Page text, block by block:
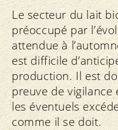
Le secteur du lait
préoccupé par
attendue à
est difficile
production. Il est
preuve de vigilance
les éventuels
comme il se doit.